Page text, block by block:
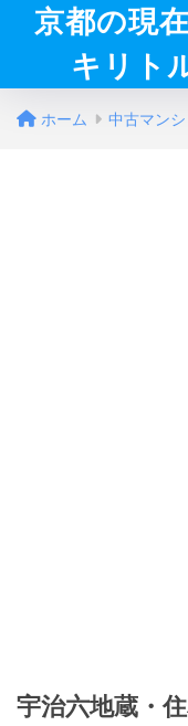
京都の現
キリト
ホーム 中古マン
宇治六地蔵・